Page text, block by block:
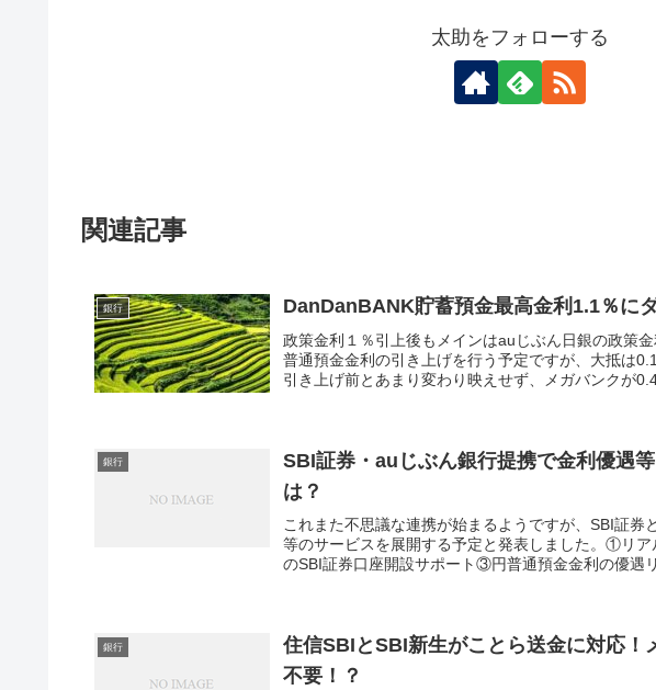
太助をフォローする
関連記事
銀行 DanDanBANK貯蓄預金最高金利1.1％に
政策金利１％引上後もメインはauじぶん日銀の政策
普通預金金利の引き上げを行う予定ですが、大抵は
引き上げ前とあまり変わり映えせず、メガバンクが
銀行
SBI証券・auじぶん銀行提携で金利優遇
は？
これまた不思議な連携が始まるようですが、SBI証
等のサービスを展開する予定と発表しました。①リ
のSBI証券口座開設サポート③円普通預金金利の優遇
銀行
住信SBIとSBI新生がことら送金に対応！
不要！？